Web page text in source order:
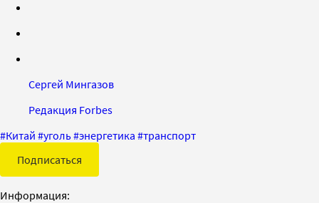
Сергей Мингазов
Редакция Forbes
#Китай #уголь#энергетика #транспорт
Подписаться
Информация: